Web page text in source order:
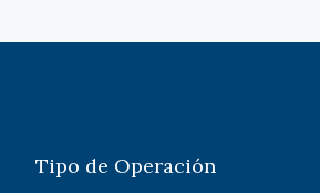
Tipo de Operación